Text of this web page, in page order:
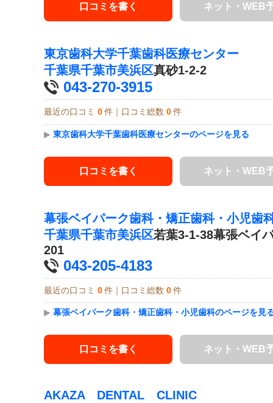
口コミを書く ネット・WEB
東京歯科大学千葉歯科医療センター
千葉県千葉市美浜区真砂1-2-2
043-270-3915
最近の口コミ 0 件｜口コミ総数 0 件
▶ 東京歯科大学千葉歯科医療センターのページを見る
口コミを書く ネット・WEB
幕張ベイパーク歯科・矯正歯科・小児歯
千葉県千葉市美浜区若葉3-1-38幕張ベイ
201
043-205-4183
最近の口コミ 0 件｜口コミ総数 0 件
▶ 幕張ベイパーク歯科・矯正歯科・小児歯科のページを見
口コミを書く ネット・WEB
AKAZA DENTAL CLINIC